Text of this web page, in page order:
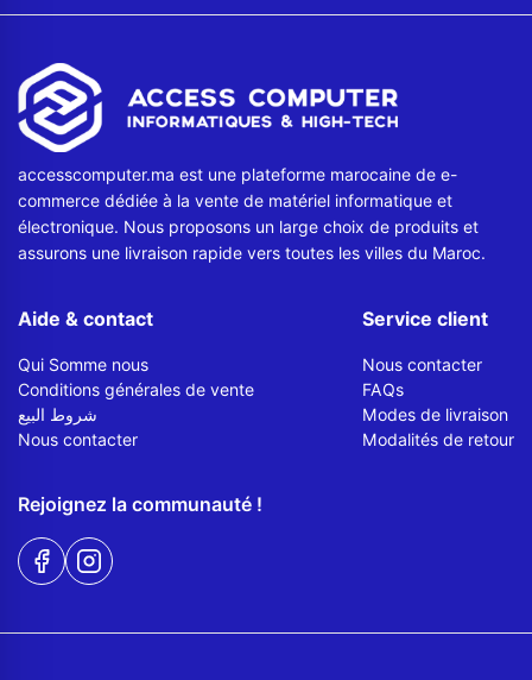
accesscomputer.ma est une plateforme marocaine de e-
commerce dédiée à la vente de matériel informatique et
électronique. Nous proposons un large choix de produits et
assurons une livraison rapide vers toutes les villes du Maroc.
Aide & contact
Qui Somme nous
Conditions générales de vente
شروط البيع
Nous contacter
Service client
Nous contacter
FAQs
Modes de livraison
Modalités de retour
Rejoignez la communauté !